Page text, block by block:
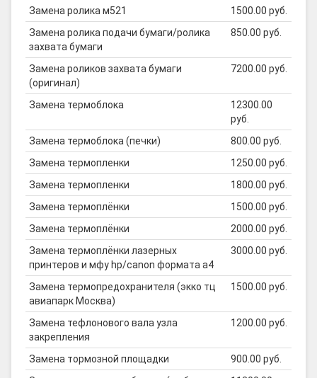
Замена ролика м521
1500.00 руб.
Замена ролика подачи бумаги/ролика
захвата бумаги
850.00 руб.
Замена роликов захвата бумаги
(оригинал)
7200.00 руб.
Замена термоблока
12300.00
руб.
Замена термоблока (печки)
800.00 руб.
Замена термопленки
1250.00 руб.
Замена термопленки
1800.00 руб.
Замена термоплёнки
1500.00 руб.
Замена термоплёнки
2000.00 руб.
Замена термоплёнки лазерных
принтеров и мфу hp/canon формата а4
3000.00 руб.
Замена термопредохранителя (экко тц
авиапарк Москва)
1500.00 руб.
Замена тефлонового вала узла
закрепления
1200.00 руб.
Замена тормозной площадки
900.00 руб.